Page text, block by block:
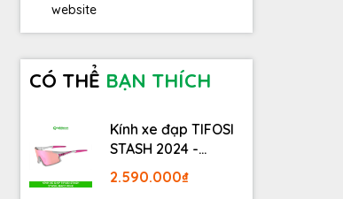
website
CÓ THỂ BẠN THÍCH
Kính xe đạp TIFOSI
STASH 2024 -
STASH, RACE PINK
2.590.000₫